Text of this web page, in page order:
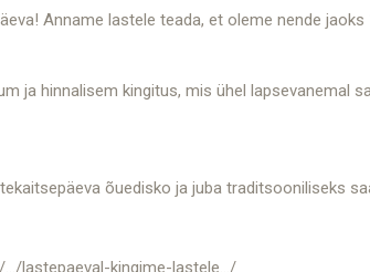
Anname lastele teada, et oleme nende jaoks
ja hinnalisem kingitus, mis ühel lapsevanemal
õuedisko ja juba traditsooniliseks
…/lastepaeval-kingime-lastele…/